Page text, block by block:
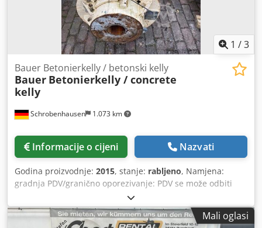
1 /3
Schrobenhausen 1.073 km
Bauer Betonierkelly / betonski kelly
Bauer Betonierkelly / concrete
kelly
Informacije o cijeni Nazvati
Godina proizvodnje: 2015, stanje: rabljeno, Namjena:
gradnja PDV/granično oporezivanje: PDV se može odbiti
Kontaktirajte Mohamad Fattah Ahmad za više informacija.
Cjdpfx Aijh Ty Dpexsha Promjer 368 mm dužina 4m
Priključak 254
Mali oglasi